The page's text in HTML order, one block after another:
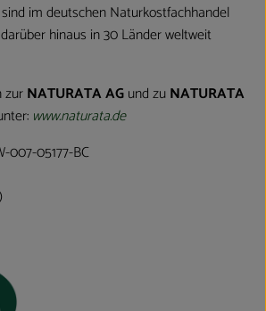
im deutschen Naturkostfachhandel
hinaus in 30 Länder weltweit
zurNATURATA AGund zuNATURATA
www.naturata.de
007-05177-BC